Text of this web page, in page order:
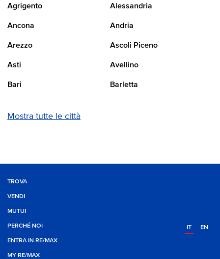
Agrigento Alessandria
Ancona Andria
Arezzo Ascoli Piceno
Asti Avellino
Bari Barletta
Mostra tutte le città
TROVA
VENDI
MUTUI
PERCHÉ NOI
ENTRA IN RE/MAX
MY RE/MAX
IT EN